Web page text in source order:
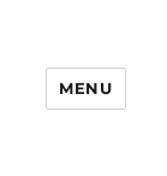
MENU